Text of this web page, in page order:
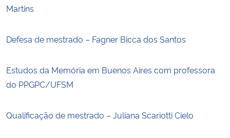
Martins
Defesa de mestrado – Fagner Bicca dos Santos
Estudos da Memória em Buenos Aires com professora
do PPGPC/UFSM
Qualificação de mestrado – Juliana Scariotti Cielo